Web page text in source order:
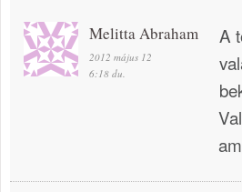
Melitta Abraham
2012 május 12
6:18 du.
A